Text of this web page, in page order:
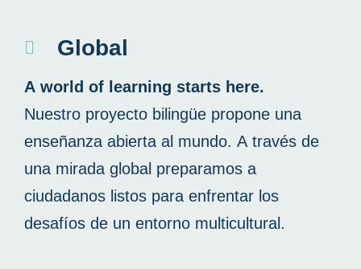
Global
A world of learning starts here.
Nuestro proyecto bilingüe propone una
enseñanza abierta al mundo. A través de
una mirada global preparamos a
ciudadanos listos para enfrentar los
desafíos de un entorno multicultural.